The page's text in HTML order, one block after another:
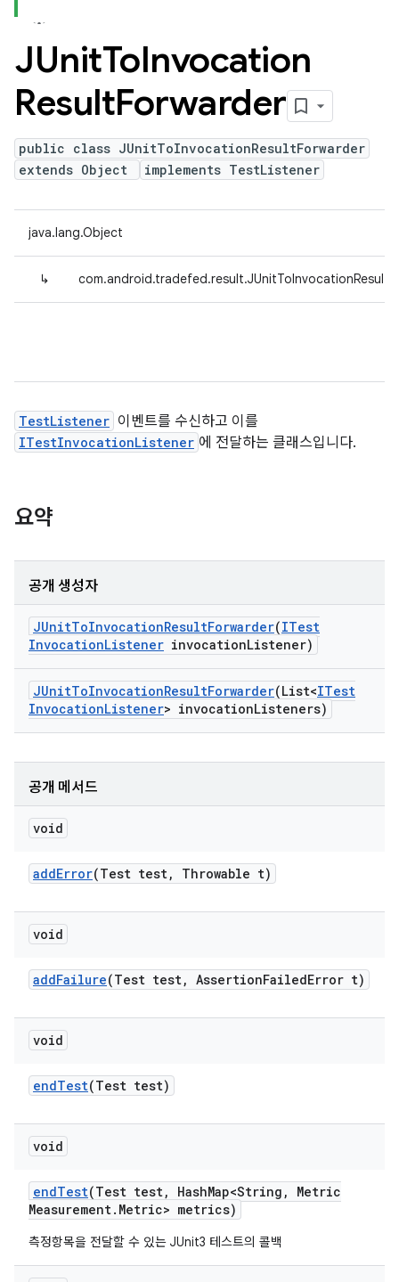
JUnitToInvocation
ResultForwarder
public class JUnitToInvocationResultForwarder
extends Object
implements TestListener
java.lang.Object
↳
TestListener 이벤트를 수신하고 이를
ITestInvocationListener 에 전달하는 클래스입니다.
요약
공개 생성자
JUnitToInvocationResultForwarder(ITest
InvocationListener invocationListener)
JUnitToInvocationResultForwarder(List<ITest
InvocationListener> invocationListeners)
공개 메서드
void
addError(Test test, Throwable t)
void
addFailure(Test test, AssertionFailedError t)
void
endTest(Test test)
void
endTest(Test test, HashMap<String ,
Metric
Measurement. Metric> metrics)
측정항목을 전달할 수 있는 JUnit3 테스트의 콜백